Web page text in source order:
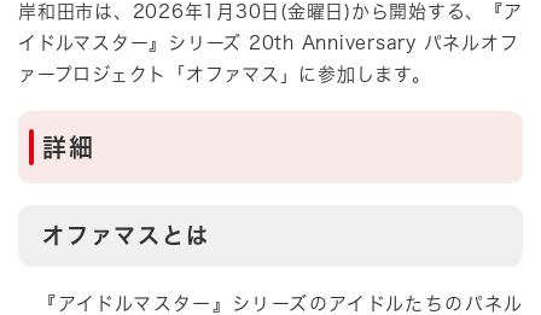
岸和田市は、2026年1月30日(金曜日)から開始する、『ア
イドルマスター』シリーズ 20th Anniversary パネルオフ
ァープロジェクト「オファマス」に参加します。
詳細​​
オファマスとは
『アイドルマスター』シリーズのアイドルたちのパネル